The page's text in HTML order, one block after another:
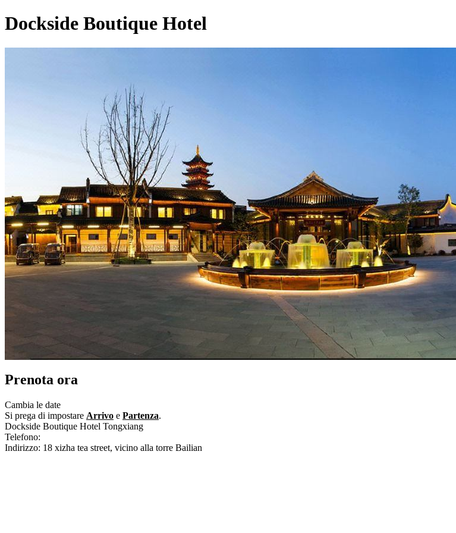
Dockside Boutique Hotel
Prenota ora
Cambia le date
Si prega di impostare Arrivo e Partenza.
Dockside Boutique Hotel Tongxiang
Telefono:
Indirizzo: 18 xizha tea street, vicino alla torre Bailian